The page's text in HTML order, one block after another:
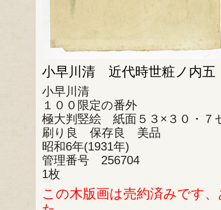
小早川清 近代時世粧ノ内
小早川清
１００限定の番外
極大判竪絵 紙面５３×３０・
刷り良 保存良 美品
昭和6年(1931年)
管理番号 256704
1枚
この木版画は売約済みです